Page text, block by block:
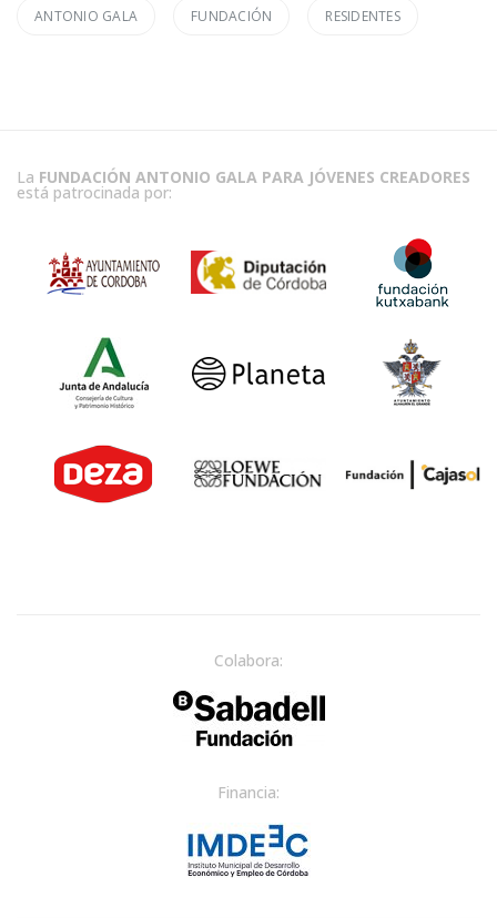
ANTONIO GALA FUNDACIÓN RESIDENTES
La FUNDACIÓN ANTONIO GALA PARA JÓVENES CREADORES
está patrocinada por:
Colabora:
Financia: